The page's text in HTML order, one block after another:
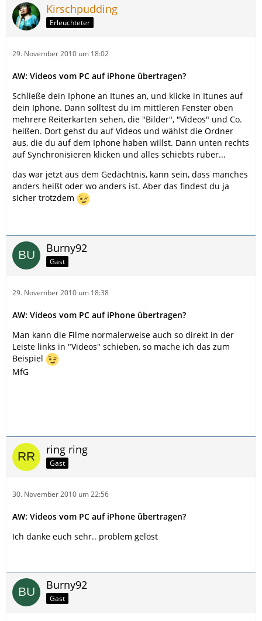
Kirschpudding
Erleuchteter
29. November 2010 um 18:02
AW: Videos vom PC auf iPhone übertragen?
Schließe dein Iphone an Itunes an, und klicke in Itunes auf
dein Iphone. Dann solltest du im mittleren Fenster oben
mehrere Reiterkarten sehen, die "Bilder", "Videos" und Co.
heißen. Dort gehst du auf Videos und wählst die Ordner
aus, die du auf dem Iphone haben willst. Dann unten rechts
auf Synchronisieren klicken und alles schiebts rüber...
das war jetzt aus dem Gedächtnis, kann sein, dass manches
anders heißt oder wo anders ist. Aber das findest du ja
sicher trotzdem
Burny92
Gast
29. November 2010 um 18:38
AW: Videos vom PC auf iPhone übertragen?
Man kann die Filme normalerweise auch so direkt in der
Leiste links in "Videos" schieben, so mache ich das zum
Beispiel
MfG
ring ring
Gast
30. November 2010 um 22:56
AW: Videos vom PC auf iPhone übertragen?
Ich danke euch sehr.. problem gelöst
Burny92
Gast